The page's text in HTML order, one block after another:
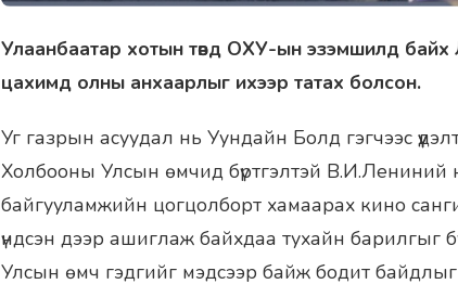
Улаанбаатар хотын төвд ОХУ-ын эзэмшилд
цахимд олны анхаарлыг ихээр татах болсон.
Уг газрын асуудал нь Уундайн Болд гэгчээс
Холбооны Улсын өмчид бүртгэлтэй
байгууламжийн цогцолборт хамаарах кино
үндсэн дээр ашиглаж байхдаа тухайн
Улсын өмч гэдгийг мэдсээр байж бодит